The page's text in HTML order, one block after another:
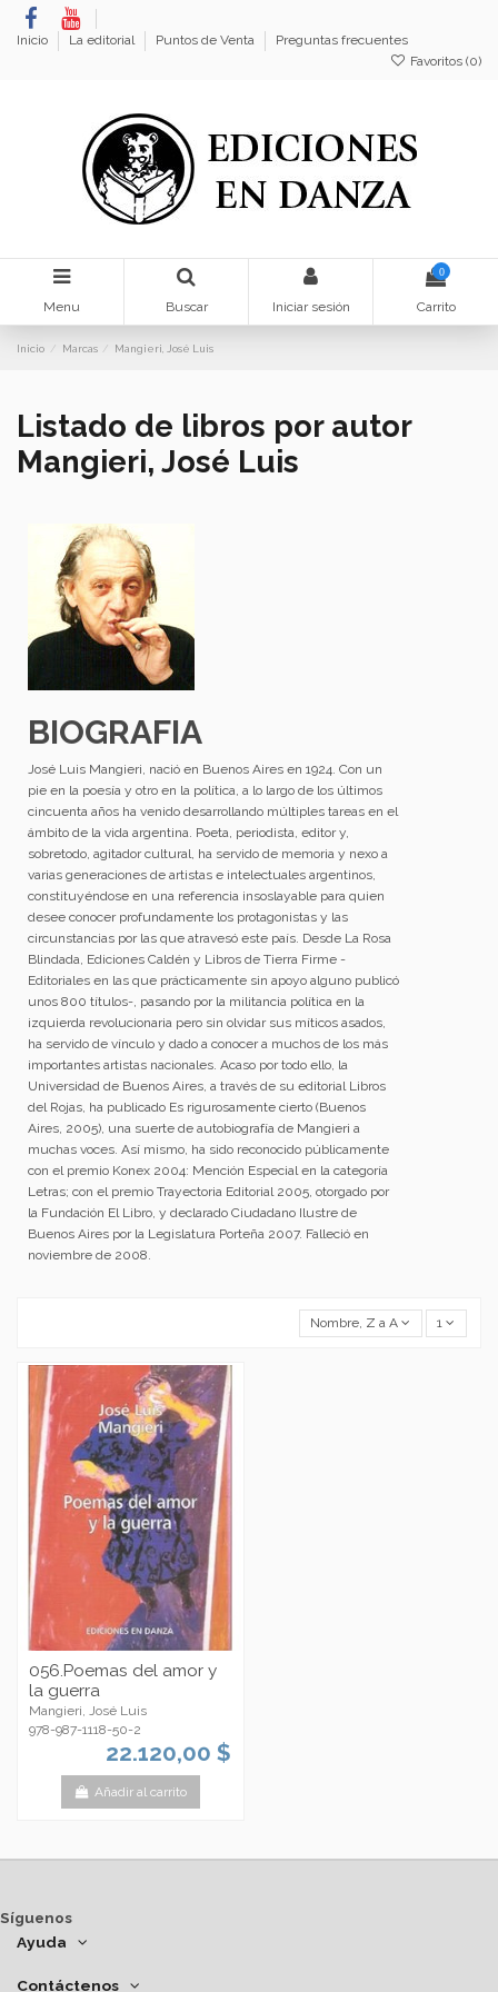
Inicio La editorial Puntos de Venta
Preguntas frecuentes
Favoritos (0)
Menu Buscar Iniciar sesión
0
Carrito
Inicio Marcas Mangieri, José Luis
Listado de libros por autor
Mangieri, José Luis
BIOGRAFIA
José Luis Mangieri, nació en Buenos Aires en 1924. Con un
pie en la poesía y otro en la política, a lo largo de los últimos
cincuenta años ha venido desarrollando múltiples tareas en el
ámbito de la vida argentina. Poeta, periodista, editor y,
sobretodo, agitador cultural, ha servido de memoria y nexo a
varias generaciones de artistas e intelectuales argentinos,
constituyéndose en una referencia insoslayable para quien
desee conocer profundamente los protagonistas y las
circunstancias por las que atravesó este país. Desde La Rosa
Blindada, Ediciones Caldén y Libros de Tierra Firme -
Editoriales en las que prácticamente sin apoyo alguno publicó
unos 800 títulos-, pasando por la militancia política en la
izquierda revolucionaria pero sin olvidar sus míticos asados,
ha servido de vínculo y dado a conocer a muchos de los más
importantes artistas nacionales. Acaso por todo ello, la
Universidad de Buenos Aires, a través de su editorial Libros
del Rojas, ha publicado Es rigurosamente cierto (Buenos
Aires, 2005), una suerte de autobiografía de Mangieri a
muchas voces. Así mismo, ha sido reconocido públicamente
con el premio Konex 2004: Mención Especial en la categoría
Letras; con el premio Trayectoria Editorial 2005, otorgado por
la Fundación El Libro, y declarado Ciudadano Ilustre de
Buenos Aires por la Legislatura Porteña 2007. Falleció en
noviembre de 2008.
Nombre, Z a A 1
056.Poemas del amor y
la guerra
Mangieri, José Luis
978-987-1118-50-2
22.120,00 $
Añadir al carrito
Síguenos
Ayuda
Contáctenos